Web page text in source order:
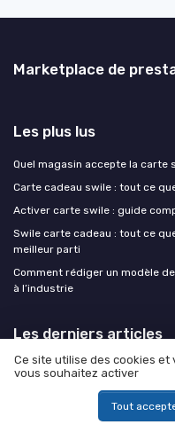
Marketplace de
Les plus lus
Quel magasin accepte la carte
Carte cadeau swile : tout ce
Activer carte swile : guide
Swile carte cadeau : tout ce
meilleur parti
Comment rédiger un modèle
à l’industrie
Les derniers articles
Structurer la gestion des
Structurer la gestion des
maintenance industrielle
Ce site utilise des cookies et
vous souhaitez activer
Tout